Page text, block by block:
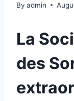
By admin
La
des